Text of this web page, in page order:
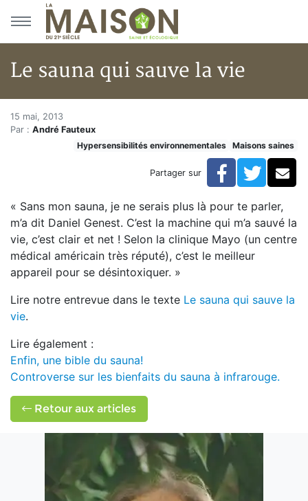
Aller au menu principal
Aller au contenu principal
Le sauna qui sauve la vie
Accueil
Articles
Maisons saines
Hypersensibilités environnementales
Le sauna qui sauve la vie
15 mai, 2013
Par : André Fauteux
Hypersensibilités environnementales
Maisons saines
Partager sur Facebook
« Sans mon sauna, je ne serais plus là pour te parler,
m’a dit Daniel Genest. C’est la machine qui m’a sauvé la
vie, c’est clair et net ! Selon la clinique Mayo (un centre
médical américain très réputé), c’est le meilleur
appareil pour se désintoxiquer. »
Lire notre entrevue dans le texte Le sauna qui sauve la
vie.
Lire également :
Enfin, une bible du sauna!
Controverse sur les bienfaits du sauna à infrarouge.
Retour aux articles